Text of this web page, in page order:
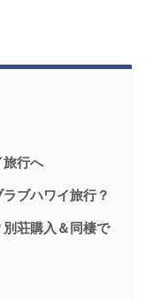
旅行へ
ブハワイ旅行？
別荘購入＆同棲で